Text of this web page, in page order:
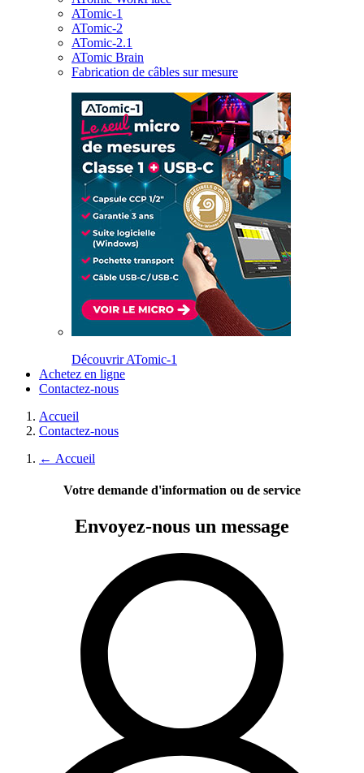
ATomic-1
ATomic-2
ATomic-2.1
ATomic Brain
Fabrication de câbles sur mesure
Découvrir ATomic-1
Achetez en ligne
Contactez-nous
Accueil
Contactez-nous
← Accueil
Votre demande d'information ou de service
Envoyez-nous un message